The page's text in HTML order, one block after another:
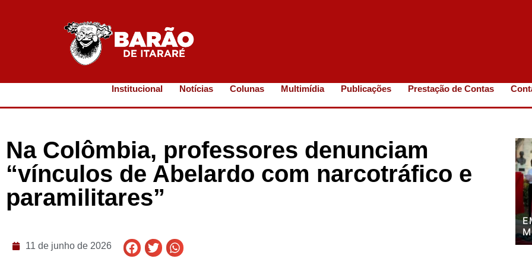
Institucional Notícias Colunas Multimídia Publicações Prestação de Contas
Na Colômbia, professores denunciam
“vínculos de Abelardo com narcotráfico e
paramilitares”
11 de junho de 2026